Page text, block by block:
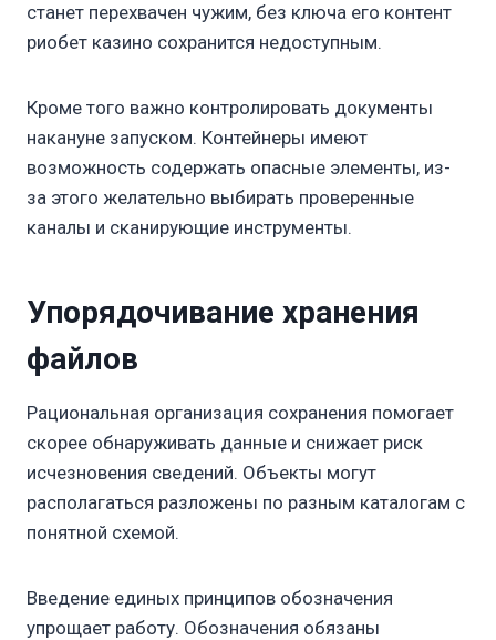
станет перехвачен чужим, без ключа его контент
риобет казино сохранится недоступным.
Кроме того важно контролировать документы
накануне запуском. Контейнеры имеют
возможность содержать опасные элементы, из-
за этого желательно выбирать проверенные
каналы и сканирующие инструменты.
Упорядочивание хранения
файлов
Рациональная организация сохранения помогает
скорее обнаруживать данные и снижает риск
исчезновения сведений. Объекты могут
располагаться разложены по разным каталогам с
понятной схемой.
Введение единых принципов обозначения
упрощает работу. Обозначения обязаны